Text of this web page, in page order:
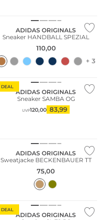
ADIDAS ORIGINALS
Sneaker HANDBALL SPEZIAL
110,00
+ 3
DEAL
ADIDAS ORIGINALS
Sneaker SAMBA OG
UVP120,00 83,99
ADIDAS ORIGINALS
Sweatjacke BECKENBAUER TT
75,00
DEAL
ADIDAS ORIGINALS